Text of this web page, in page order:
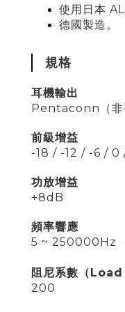
使用日本
德國製造。
規格
耳機輸出
Pentaconn（非
前級增益
-18 / -12 / -6 / 0
功放增益
+8dB
頻率響應
5 ~ 250000Hz
阻尼系數（
200